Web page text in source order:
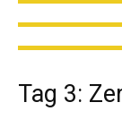
Tag 3: